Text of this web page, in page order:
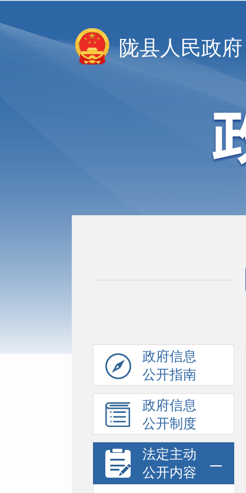
陇县人民政府
政府信息
公开指南
政府信息
公开制度
法定主动
公开内容